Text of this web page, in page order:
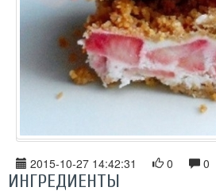
2015-10-27 14:42:31 0 0
ИНГРЕДИЕНТЫ